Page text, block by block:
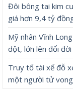
Đôi bông tai kim
giá hơn 9,4 tỷ
Mỹ nhân Vĩnh
dột, lớn lên đổi
Truy tố tài xế đỗ
một người tử vong